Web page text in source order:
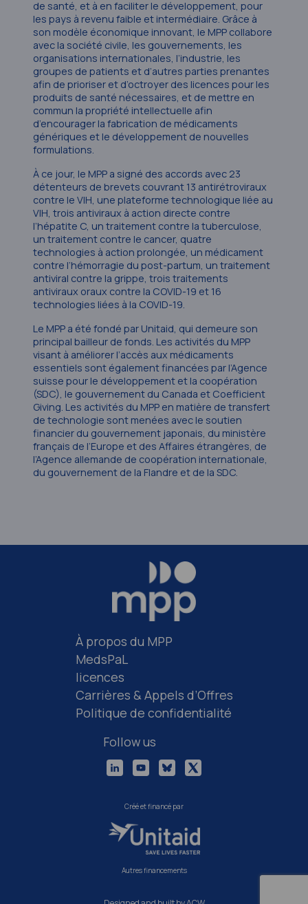
de santé, et à en faciliter le développement, pour
les pays à revenu faible et intermédiaire. Grâce à
son modèle économique innovant, le MPP collabore
avec la société civile, les gouvernements, les
organisations internationales, l’industrie, les
groupes de patients et d’autres parties prenantes
afin de prioriser et d’octroyer des licences pour les
produits de santé nécessaires, et de mettre en
commun la propriété intellectuelle afin
d’encourager la fabrication de médicaments
génériques et le développement de nouvelles
formulations.
À ce jour, le MPP a signé des accords avec 23
détenteurs de brevets couvrant 13 antirétroviraux
contre le VIH, une plateforme technologique liée au
VIH, trois antiviraux à action directe contre
l’hépatite C, un traitement contre la tuberculose,
un traitement contre le cancer, quatre
technologies à action prolongée, un médicament
contre l’hémorragie du post-partum, un traitement
antiviral contre la grippe, trois traitements
antiviraux oraux contre la COVID-19 et 16
technologies liées à la COVID-19.
Le MPP a été fondé par Unitaid, qui demeure son
principal bailleur de fonds. Les activités du MPP
visant à améliorer l’accès aux médicaments
essentiels sont également financées par l’Agence
suisse pour le développement et la coopération
(SDC), le gouvernement du Canada et Coefficient
Giving. Les activités du MPP en matière de transfert
de technologie sont menées avec le soutien
financier du gouvernement japonais, du ministère
français de l’Europe et des Affaires étrangères, de
l’Agence allemande de coopération internationale,
du gouvernement de la Flandre et de la SDC.
À propos du MPP
MedsPaL
licences
Carrières & Appels d’Offres
Politique de confidentialité
Follow us
Créé et financé par
Autres financements